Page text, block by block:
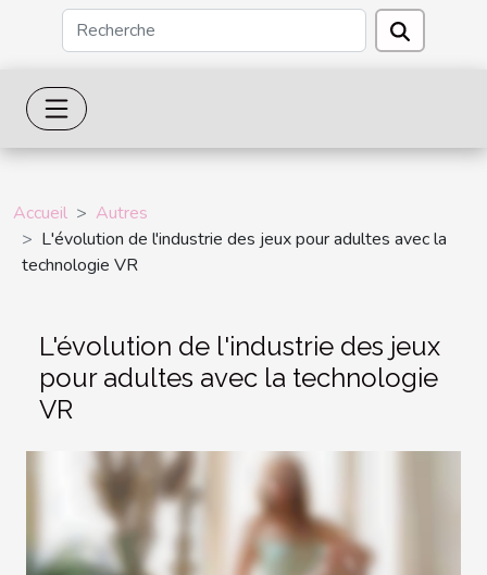
Accueil
Autres
L'évolution de l'industrie des jeux pour adultes avec la
technologie VR
L'évolution de l'industrie des jeux
pour adultes avec la technologie
VR